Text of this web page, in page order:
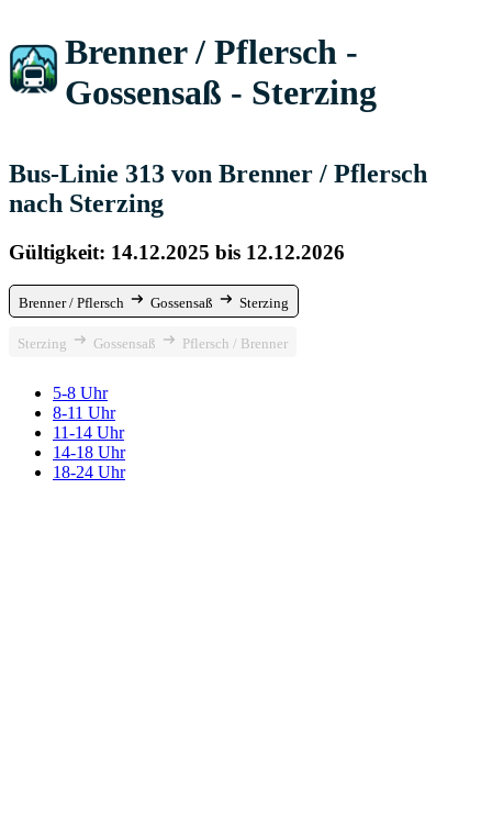
Brenner / Pflersch -
Gossensaß - Sterzing
Bus-Linie 313 von Brenner / Pflersch
nach Sterzing
Gültigkeit: 14.12.2025 bis 12.12.2026
Brenner / Pflersch Gossensaß Sterzing
Sterzing Gossensaß Pflersch / Brenner
5-8 Uhr
8-11 Uhr
11-14 Uhr
14-18 Uhr
18-24 Uhr